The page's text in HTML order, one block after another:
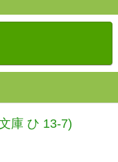
庫 ひ 13-7)